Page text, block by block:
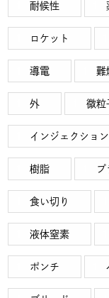
耐候性
ロケット
導電 難
外 微粒
インジェクション
樹脂 プ
食い切り
液体窒素
ポンチ